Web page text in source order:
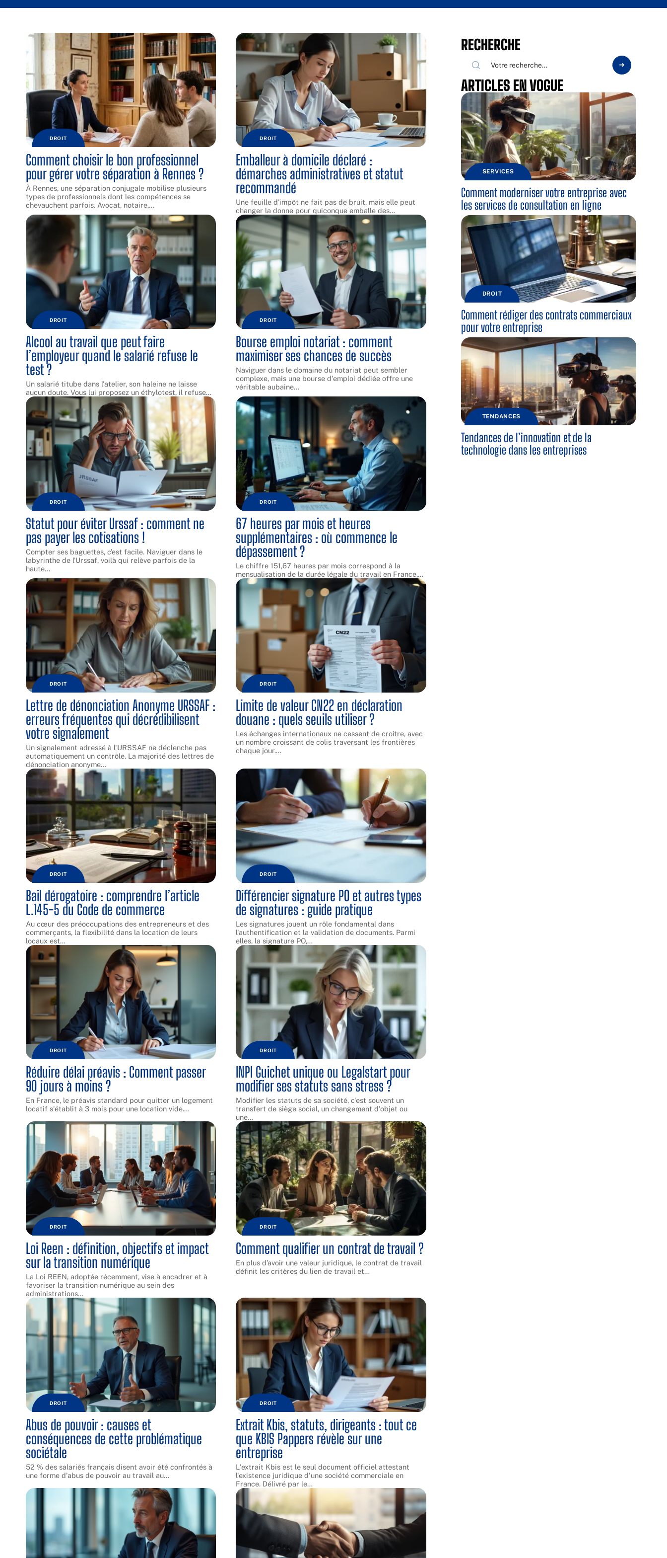
DROIT
Comment choisir le bon professionnel
pour gérer votre séparation à Rennes ?
À Rennes, une séparation conjugale mobilise plusieurs
types de professionnels dont les compétences se
chevauchent parfois. Avocat, notaire,…
DROIT
Emballeur à domicile déclaré :
démarches administratives et statut
recommandé
Une feuille d'impôt ne fait pas de bruit, mais elle peut
changer la donne pour quiconque emballe des…
DROIT
Alcool au travail que peut faire
l’employeur quand le salarié refuse le
test ?
Un salarié titube dans l'atelier, son haleine ne laisse
aucun doute. Vous lui proposez un éthylotest, il refuse…
DROIT
Bourse emploi notariat : comment
maximiser ses chances de succès
Naviguer dans le domaine du notariat peut sembler
complexe, mais une bourse d'emploi dédiée offre une
véritable aubaine…
DROIT
Statut pour éviter Urssaf : comment ne
pas payer les cotisations !
Compter ses baguettes, c’est facile. Naviguer dans le
labyrinthe de l’Urssaf, voilà qui relève parfois de la
haute…
DROIT
67 heures par mois et heures
supplémentaires : où commence le
dépassement ?
Le chiffre 151,67 heures par mois correspond à la
mensualisation de la durée légale du travail en France,…
DROIT
Lettre de dénonciation Anonyme URSSAF :
erreurs fréquentes qui décrédibilisent
votre signalement
Un signalement adressé à l'URSSAF ne déclenche pas
automatiquement un contrôle. La majorité des lettres de
dénonciation anonyme…
DROIT
Limite de valeur CN22 en déclaration
douane : quels seuils utiliser ?
Les échanges internationaux ne cessent de croître, avec
un nombre croissant de colis traversant les frontières
chaque jour.…
DROIT
Bail dérogatoire : comprendre l’article
L.145-5 du Code de commerce
Au cœur des préoccupations des entrepreneurs et des
commerçants, la flexibilité dans la location de leurs
locaux est…
DROIT
Différencier signature PO et autres types
de signatures : guide pratique
Les signatures jouent un rôle fondamental dans
l'authentification et la validation de documents. Parmi
elles, la signature PO,…
DROIT
Réduire délai préavis : Comment passer
90 jours à moins ?
En France, le préavis standard pour quitter un logement
locatif s'établit à 3 mois pour une location vide.…
DROIT
INPI Guichet unique ou Legalstart pour
modifier ses statuts sans stress ?
Modifier les statuts de sa société, c'est souvent un
transfert de siège social, un changement d'objet ou
une…
DROIT
Loi Reen : définition, objectifs et impact
sur la transition numérique
La Loi REEN, adoptée récemment, vise à encadrer et à
favoriser la transition numérique au sein des
administrations…
DROIT
Comment qualifier un contrat de travail ?
En plus d’avoir une valeur juridique, le contrat de travail
définit les critères du lien de travail et…
DROIT
Abus de pouvoir : causes et
conséquences de cette problématique
sociétale
52 % des salariés français disent avoir été confrontés à
une forme d'abus de pouvoir au travail au…
DROIT
Extrait Kbis, statuts, dirigeants : tout ce
que KBIS Pappers révèle sur une
entreprise
L'extrait Kbis est le seul document officiel attestant
l'existence juridique d'une société commerciale en
France. Délivré par le…
RECHERCHE
ARTICLES EN VOGUE
SERVICES
Comment moderniser votre entreprise avec
les services de consultation en ligne
DROIT
Comment rédiger des contrats commerciaux
pour votre entreprise
TENDANCES
Tendances de l’innovation et de la
technologie dans les entreprises